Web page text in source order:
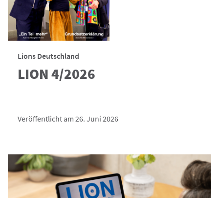
Lions Deutschland
LION 4/2026
Veröffentlicht am 26. Juni 2026